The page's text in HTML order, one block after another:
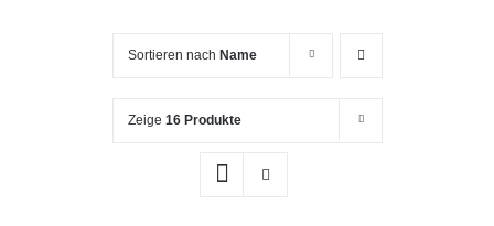
Sortieren nach Name
Zeige 16 Produkte